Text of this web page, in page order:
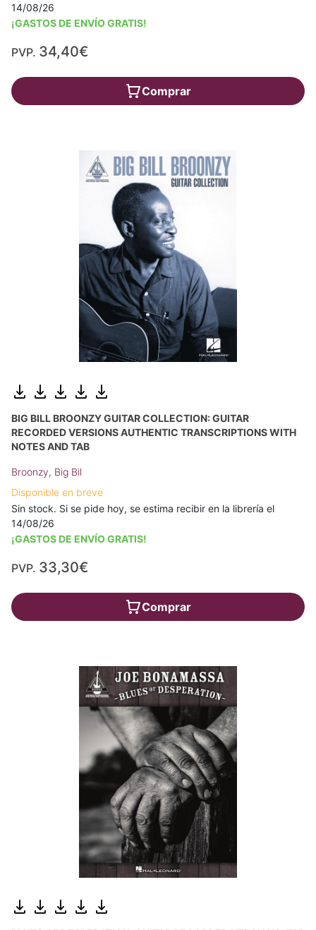
14/08/26
¡GASTOS DE ENVÍO GRATIS!
PVP. 34,40€
Comprar
BIG BILL BROONZY GUITAR COLLECTION: GUITAR
RECORDED VERSIONS AUTHENTIC TRANSCRIPTIONS WITH
NOTES AND TAB
Broonzy, Big Bil
Disponible en breve
Sin stock. Si se pide hoy, se estima recibir en la librería el
14/08/26
¡GASTOS DE ENVÍO GRATIS!
PVP. 33,30€
Comprar